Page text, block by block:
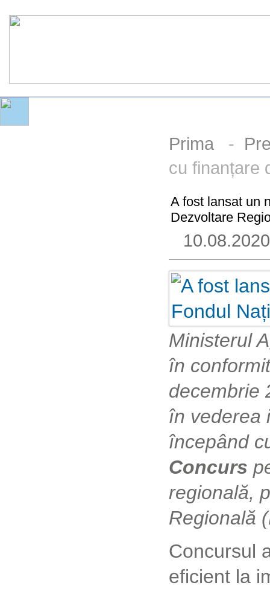
Prima -
cu finanțare
A fost lansat un
Dezvoltare
Ministerul
în
decembrie
în vederea
începând
Concurs
regională,
Regională
Concursul
eficient la